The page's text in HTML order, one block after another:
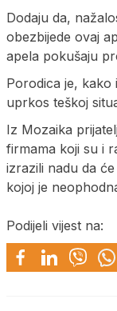
Dodaju da,
obezbijede ovaj
apela pokušaju
Porodica je, kako
uprkos teškoj
Iz Mozaika
firmama koji su i
izrazili nadu da
kojoj je
Podijeli vijest na: